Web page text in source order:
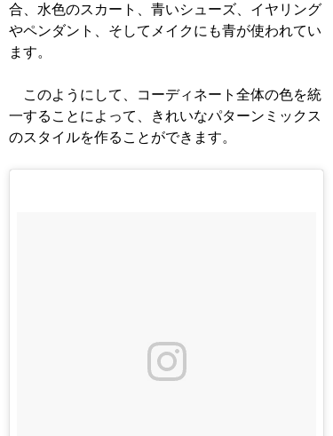
合、水色のスカート、青いシューズ、イヤリング
やペンダント、そしてメイクにも青が使われてい
ます。
このようにして、コーディネート全体の色を統
一することによって、きれいなパターンミックス
のスタイルを作ることができます。